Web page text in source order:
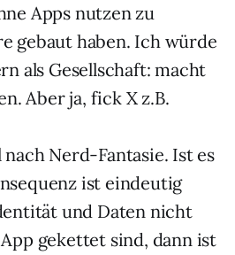
Apps nutzen zu
gebaut haben. Ich würde
als Gesellschaft: macht
Aber ja, fick X z.B.
Nerd-Fantasie. Ist es
ist eindeutig
und Daten nicht
gekettet sind, dann ist